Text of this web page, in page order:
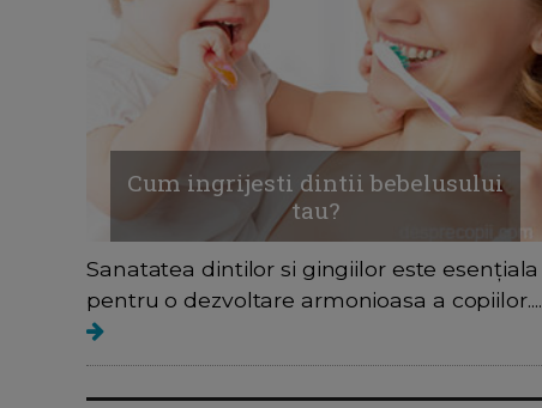
Cum ingrijesti dintii bebelusului
tau?
Sanatatea dintilor si gingiilor este esențiala
pentru o dezvoltare armonioasa a copiilor....